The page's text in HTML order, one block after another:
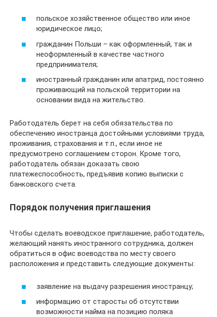
польское хозяйственное общество или иное
юридическое лицо;
гражданин Польши – как оформленный, так и
неоформленный в качестве частного
предпринимателя;
иностранный гражданин или апатрид, постоянно
проживающий на польской территории на
основании вида на жительство.
Работодатель берет на себя обязательства по
обеспечению иностранца достойными условиями труда,
проживания, страхования и т.п., если иное не
предусмотрено соглашением сторон. Кроме того,
работодатель обязан доказать свою
платежеспособность, предъявив копию выписки с
банковского счета.
Порядок получения приглашения
Чтобы сделать воеводское приглашение, работодатель,
желающий нанять иностранного сотрудника, должен
обратиться в офис воеводства по месту своего
расположения и представить следующие документы:
заявление на выдачу разрешения иностранцу;
информацию от старосты об отсутствии
возможности найма на позицию поляка